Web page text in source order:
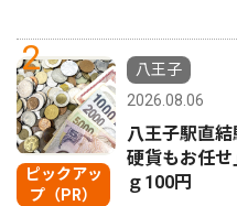
2
ピックアッ
プ（PR）
八王子
2026.08.06
八王子駅直
硬貨もお任
ｇ100円